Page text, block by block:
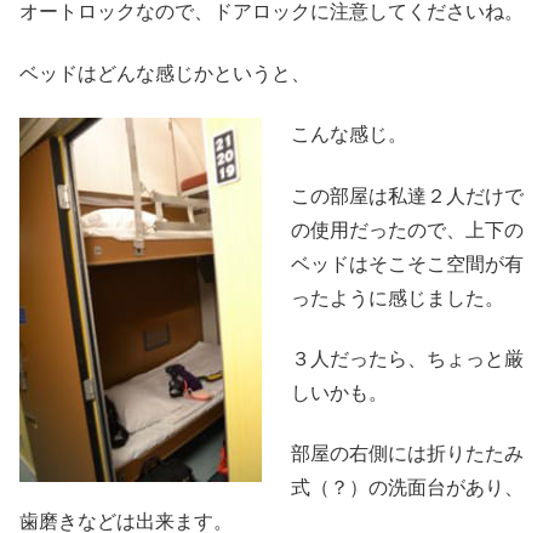
オートロックなので、ドアロックに注意してくださいね。
ベッドはどんな感じかというと、
こんな感じ。
この部屋は私達２人だけで
の使用だったので、上下の
ベッドはそこそこ空間が有
ったように感じました。
３人だったら、ちょっと厳
しいかも。
部屋の右側には折りたたみ
式（？）の洗面台があり、
歯磨きなどは出来ます。